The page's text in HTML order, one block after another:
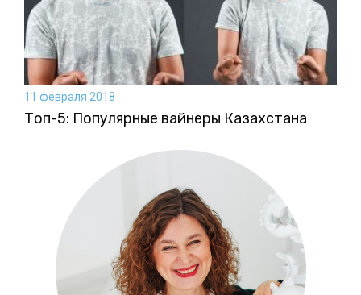
11 февраля 2018
Топ-5: Популярные вайнеры Казахстана